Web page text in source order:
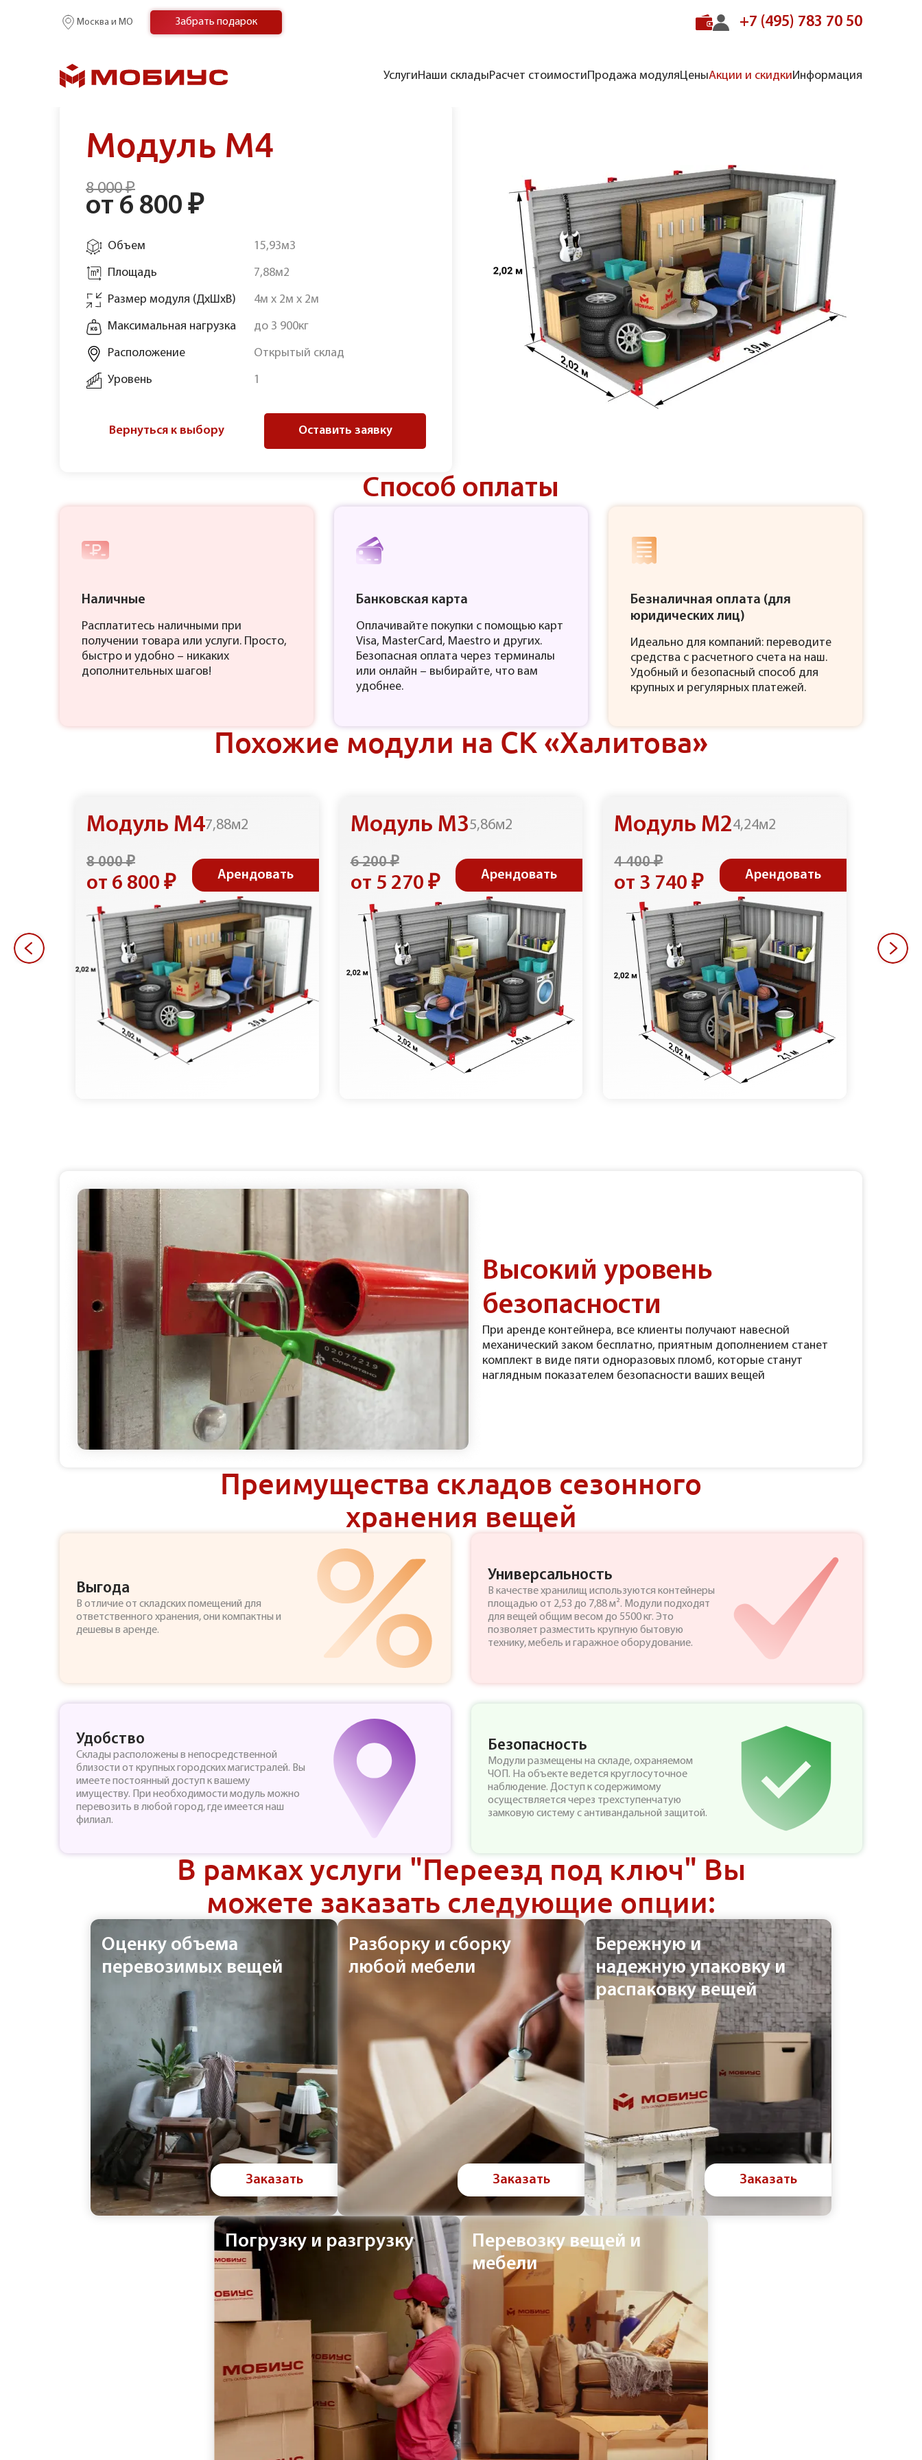
Москва и МО Забрать подарок +7 (495) 783 70 50
УслугиНаши складыРасчет стоимостиПродажа модуляЦеныАкции и скидкиИнформация
Главная/Наши склады/Складской комплекс “Халитова”
Модуль М4
8 000 ₽
от 6 800 ₽
Объем 15,93м3
Площадь 7,88м2
Размер модуля (ДхШхВ) 4м х 2м х 2м
Максимальная нагрузка до 3 900кг
Расположение Открытый склад
Уровень 1
Вернуться к выбору Оставить заявку
Способ оплаты
Наличные
Расплатитесь наличными при
получении товара или услуги. Просто,
быстро и удобно – никаких
дополнительных шагов!
Банковская карта
Оплачивайте покупки с помощью карт
Visa, MasterCard, Maestro и других.
Безопасная оплата через терминалы
или онлайн – выбирайте, что вам
удобнее.
Безналичная оплата (для
юридических лиц)
Идеально для компаний: переводите
средства с расчетного счета на наш.
Удобный и безопасный способ для
крупных и регулярных платежей.
Похожие модули на СК «Халитова»
Модуль М47,88м2
8 000 ₽
от 6 800 ₽ Арендовать
Модуль М35,86м2
6 200 ₽
от 5 270 ₽ Арендовать
Модуль М24,24м2
4 400 ₽
от 3 740 ₽ Арендовать
Высокий уровень
безопасности
При аренде контейнера, все клиенты получают навесной
механический заком бесплатно, приятным дополнением станет
комплект в виде пяти одноразовых пломб, которые станут
наглядным показателем безопасности ваших вещей
Преимущества складов сезонного
хранения вещей
Выгода
В отличие от складских помещений для
ответственного хранения, они компактны и
дешевы в аренде.
Универсальность
В качестве хранилищ используются контейнеры
площадью от 2,53 до 7,88 м². Модули подходят
для вещей общим весом до 5500 кг. Это
позволяет разместить крупную бытовую
технику, мебель и гаражное оборудование.
Удобство
Склады расположены в непосредственной
близости от крупных городских магистралей. Вы
имеете постоянный доступ к вашему
имуществу. При необходимости модуль можно
перевозить в любой город, где имеется наш
филиал.
Безопасность
Модули размещены на складе, охраняемом
ЧОП. На объекте ведется круглосуточное
наблюдение. Доступ к содержимому
осуществляется через трехступенчатую
замковую систему с антивандальной защитой.
В рамках услуги "Переезд под ключ" Вы
можете заказать следующие опции:
Оценку объема
перевозимых вещей
Заказать
Разборку и сборку
любой мебели
Заказать
Бережную и
надежную упаковку и
распаковку вещей
Заказать
Погрузку и разгрузку
Перевозку вещей и
мебели